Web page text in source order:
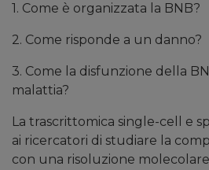
1. Come è organizzata la BNB?
2. Come risponde a un danno?
3. Come la disfunzione della
malattia?
La trascrittomica single-cell e
ai ricercatori di studiare la
con una risoluzione